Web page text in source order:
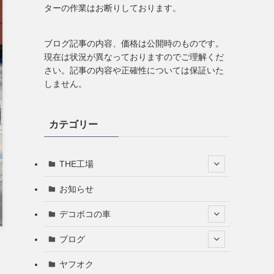
ターの作業はお断りしております。
ブログ記事の内容、価格は公開時のものです。
現在は状況が異なっておりますのでご理解くだ
さい。記事の内容や正確性については保証いた
しません。
カテゴリー
THE工場
お知らせ
デコボコの車
ブログ
ヤフオク